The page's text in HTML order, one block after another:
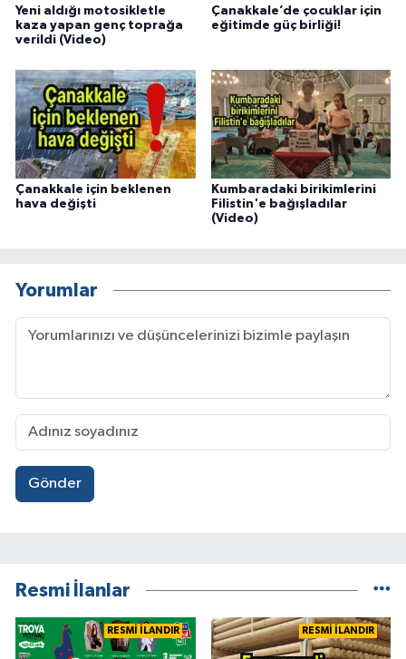
Yeni aldığı motosikletle
kaza yapan genç toprağa
verildi (Video)
Çanakkale’de çocuklar için
eğitimde güç birliği!
Çanakkale için beklenen
hava değişti
Kumbaradaki birikimlerini
Filistin'e bağışladılar
(Video)
Yorumlar
Gönder
Resmi İlanlar
RESMİ İLANDIR RESMİ İLANDIR